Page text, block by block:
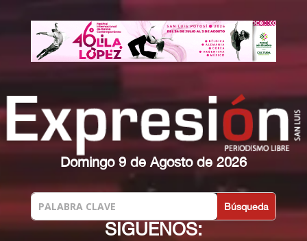
Domingo 9 de Agosto de 2026
SIGUENOS: